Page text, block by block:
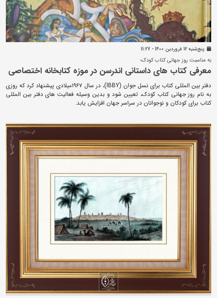
پنج‌شنبه 12 فروردين 1400 - 11:27
به مناسبت روز جهانی کتاب کودک؛
معرفی کتاب های داستانی اندرسن در موزه کتابخانه اختصاصی
دفتر بین المللی کتاب برای نسل جوان (IBBY)، در سال ۱۹۶۷میلادی پیشنهاد کرد که روزی
به نام روز جهانی کتاب کودک، تعیین شود و بدین وسیله فعالیت های دفتر بین المللی
کتاب برای کودکان و نوجوانان در سراسر جهان افزایش یابد.